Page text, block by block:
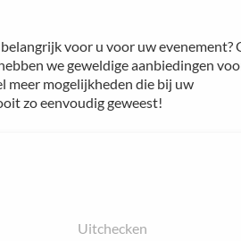
voor u voor uw evenement?
we geweldige aanbiedingen
meer mogelijkheden die bij uw
zo eenvoudig geweest!